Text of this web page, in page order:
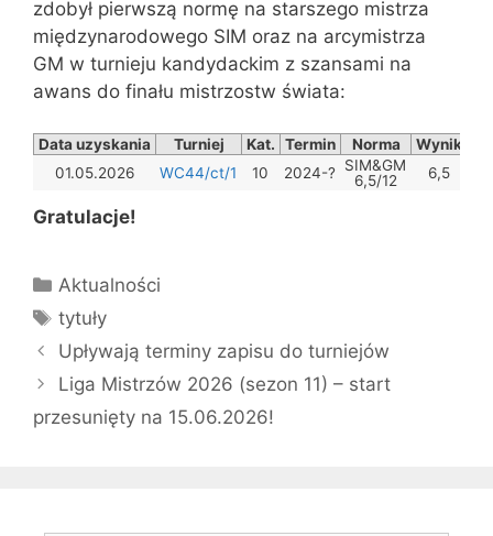
zdobył pierwszą normę na starszego mistrza
międzynarodowego SIM oraz na arcymistrza
GM w turnieju kandydackim z szansami na
awans do finału mistrzostw świata:
Data uzyskania Turniej Kat. Termin Norma
Wynik
01.05.2026
WC44/ct/1 10 2024-? SIM&GM
6,5/12
6,5
Gratulacje!
Kategorie
Aktualności
Tagi
tytuły
Upływają terminy zapisu do turniejów
Liga Mistrzów 2026 (sezon 11) – start
przesunięty na 15.06.2026!